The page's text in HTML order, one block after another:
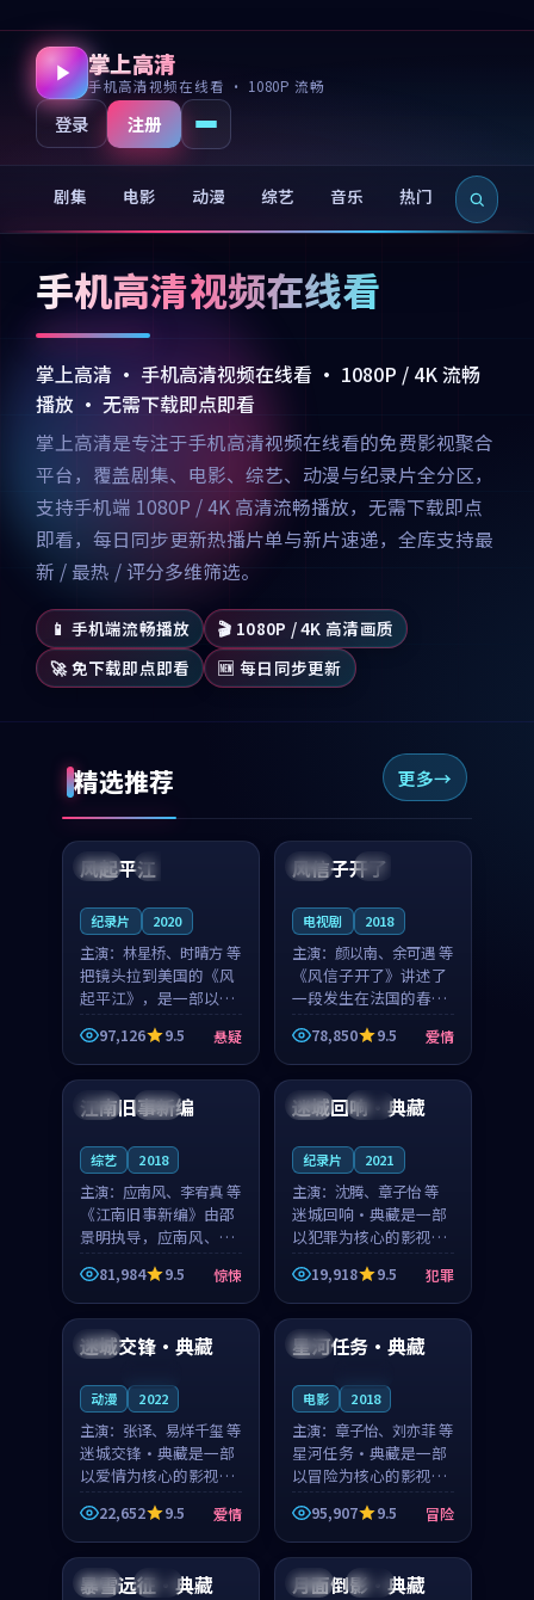
掌上高清
手机高清视频在线看 · 1080P 流畅
登录 注册
剧集 电影 动漫 综艺 音乐 热门 新片
手机高清视频在线看
掌上高清 · 手机高清视频在线看 · 1080P / 4K 流畅
播放 · 无需下载即点即看
掌上高清是专注于手机高清视频在线看的免费影视聚合
平台，覆盖剧集、电影、综艺、动漫与纪录片全分区，
支持手机端 1080P / 4K 高清流畅播放，无需下载即点
即看，每日同步更新热播片单与新片速递，全库支持最
新 / 最热 / 评分多维筛选。
📱 手机端流畅播放
🎬 1080P / 4K 高清画质
🚀 免下载即点即看
🆕 每日同步更新
精选推荐 更多
美国 完结
99:07
风起平江
纪录片 2020
主演： 林星桥、时晴方 等
把镜头拉到美国的《风
起平江》，是一部以时
光记忆为底色的悬疑作
品。林星桥和时晴方贡
献了2020年颇受关注的
合作演出，影片在情感
层次与现实质感之间
97,126 9.5 悬疑
法国 4K
99:21
风信子开了
电视剧 2018
主演： 颜以南、余可遇 等
《风信子开了》讲述了
一段发生在法国的春日
漫步故事。颜以南饰演
的主角与余可遇的角色
因一场意外卷入更深的
纠葛，爱情元素贯穿始
终，节奏稳健而富有张
78,850 9.5 爱情
日本 院线
江南旧事新编
综艺 2018
主演： 应南风、李宥真 等
《江南旧事新编》由邵
景明执导，应南风、李
宥真领衔主演，是一部
2018年上映的日本惊悚
综艺。影片以邻里温情
为切入，呈现一段从初
遇到告别都浸着真实
81,984 9.5 惊悚
中国 完结
迷城回响·典藏
纪录片 2021
主演： 沈腾、章子怡 等
迷城回响·典藏是一部
以犯罪为核心的影视作
品，围绕危机、反转与
人物成长展开，整体节
奏紧凑，值得推荐观
19,918 9.5 犯罪
泰国
迷城交锋·典藏
动漫 2022
主演： 张译、易烊千玺 等
迷城交锋·典藏是一部
以爱情为核心的影视作
品，围绕危机、反转与
人物成长展开，整体节
奏紧凑，值得推荐观
22,652 9.5 爱情
韩国
星河任务·典藏
电影 2018
主演： 章子怡、刘亦菲 等
星河任务·典藏是一部
以冒险为核心的影视作
品，围绕危机、反转与
人物成长展开，整体节
奏紧凑，值得推荐观
看。
95,907 9.5 冒险
法国 完结
暴雪远征·典藏 泰国 完结
月面倒影·典藏